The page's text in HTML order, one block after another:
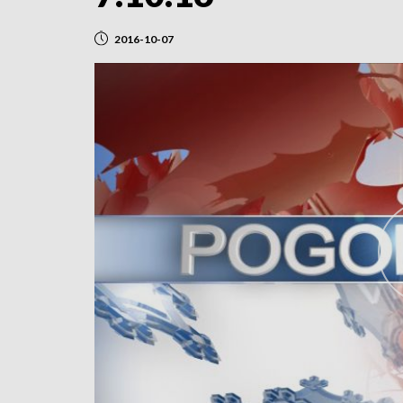
2016-10-07